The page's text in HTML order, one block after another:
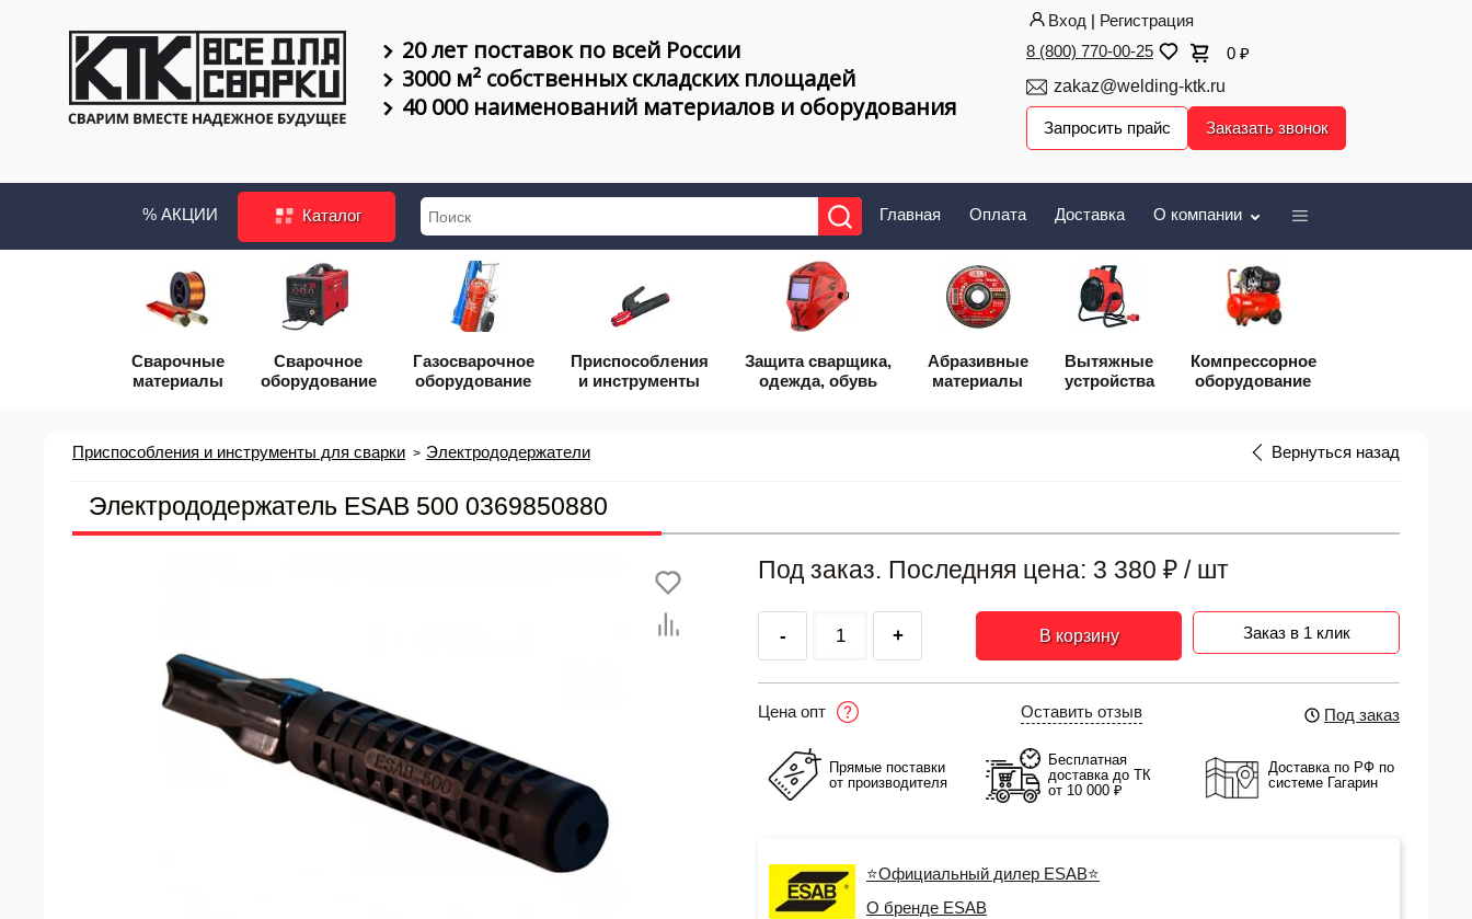
20 лет поставок по всей России
3000 м² собственных складских площадей
40 000 наименований материалов и оборудования
Вход | Регистрация
8 (800) 770-00-25
0 ₽
zakaz@welding-ktk.ru
Запросить прайс Заказать звонок
% АКЦИИ Каталог Главная Оплата Доставка О компании
Сварочные
материалы
Сварочное
оборудование
Газосварочное
оборудование
Приcпособления
и инструменты
Защита сварщика,
одежда, обувь
Абразивные
материалы
Вытяжные
устройства
Компрессорное
оборудование
Вернуться назад
Приспособления и инструменты для сварки Электрододержатели
Электрододержатель ESAB 500 0369850880
Под заказ. Последняя цена: 3 380 ₽ / шт
- + В корзину Заказ в 1 клик
Цена опт Оставить отзыв Под заказ
Прямые поставки
от производителя
Бесплатная
доставка до ТК
от 10 000 ₽
Доставка по РФ по
системе Гагарин
⭐Официальный дилер ESAB⭐
О бренде ESAB